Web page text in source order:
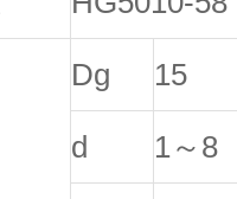
Dg 15
d 1～8